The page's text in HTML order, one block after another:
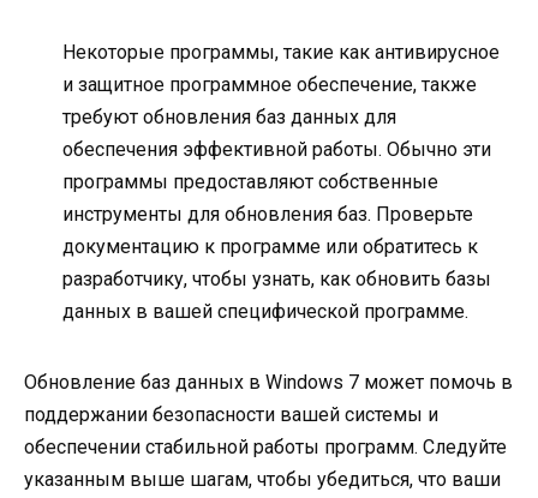
Некоторые программы, такие как антивирусное
и защитное программное обеспечение, также
требуют обновления баз данных для
обеспечения эффективной работы. Обычно эти
программы предоставляют собственные
инструменты для обновления баз. Проверьте
документацию к программе или обратитесь к
разработчику, чтобы узнать, как обновить базы
данных в вашей специфической программе.
Обновление баз данных в Windows 7 может помочь в
поддержании безопасности вашей системы и
обеспечении стабильной работы программ. Следуйте
указанным выше шагам, чтобы убедиться, что ваши